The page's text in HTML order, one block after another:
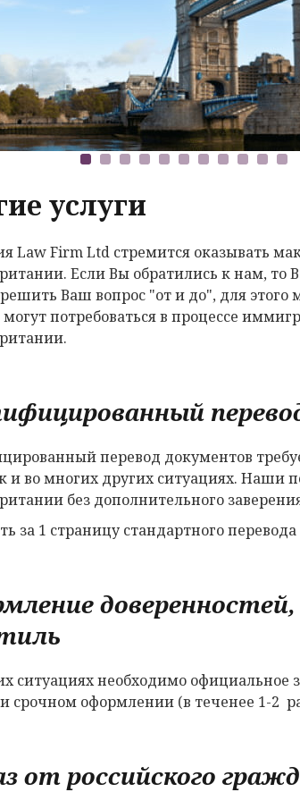
услуги
Law Firm Ltd стремится оказывать
Если Вы обратились к нам,
Ваш вопрос "от и до", для
потребоваться в процессе
перевод документов
и во многих других ситуациях.
без дополнительного
за 1 страницу стандартного
ситуациях необходимо официальное
срочном оформлении (в теченее 1-2
от российского